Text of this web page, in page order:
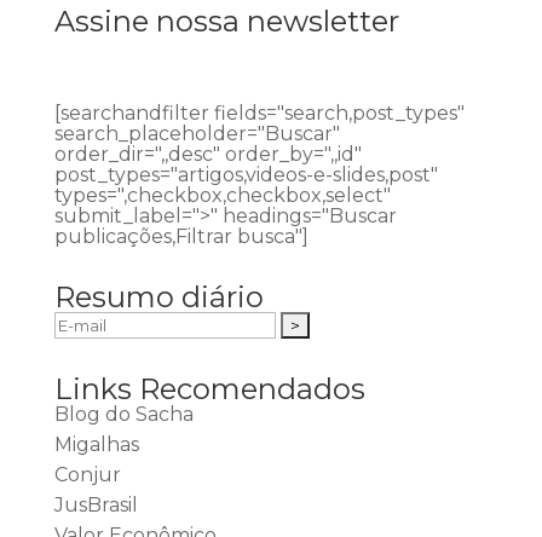
Assine nossa newsletter
[searchandfilter fields="search,post_types"
search_placeholder="Buscar"
order_dir=",,desc" order_by=",,id"
post_types="artigos,videos-e-slides,post"
types=",checkbox,checkbox,select"
submit_label=">" headings="Buscar
publicações,Filtrar busca"]
Resumo diário
Links Recomendados
Blog do Sacha
Migalhas
Conjur
JusBrasil